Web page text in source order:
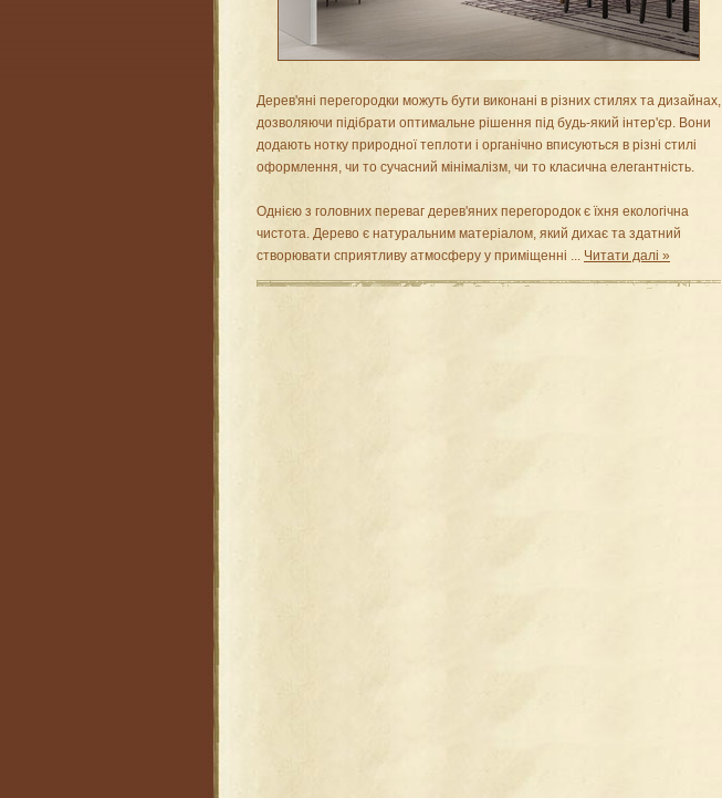
Дерев'яні перегородки можуть бути виконані в різних стилях та дизайнах,
дозволяючи підібрати оптимальне рішення під будь-який інтер'єр. Вони
додають нотку природної теплоти і органічно вписуються в різні стилі
оформлення, чи то сучасний мінімалізм, чи то класична елегантність.
Однією з головних переваг дерев'яних перегородок є їхня екологічна
чистота. Дерево є натуральним матеріалом, який дихає та здатний
створювати сприятливу атмосферу у приміщенні ... Читати далі »